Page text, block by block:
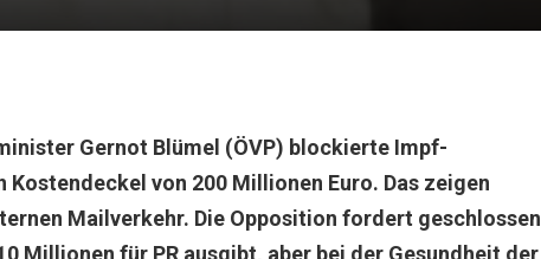
Gernot Blümel (ÖVP) blockierte Impf-
Kostendeckel von 200 Millionen Euro. Das zeigen
Mailverkehr. Die Opposition fordert geschlossen
Millionen für PR ausgibt, aber bei der Gesundheit der